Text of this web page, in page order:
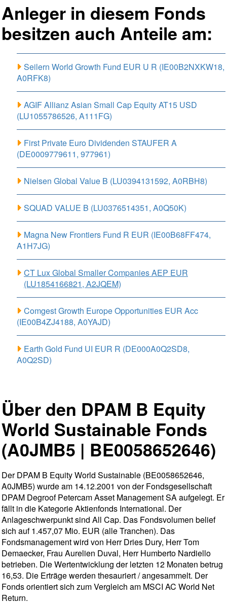
Anleger in diesem Fonds
besitzen auch Anteile am:
Seilern World Growth Fund EUR U R (IE00B2NXKW18,
A0RFK8)
AGIF Allianz Asian Small Cap Equity AT15 USD
(LU1055786526, A111FG)
First Private Euro Dividenden STAUFER A
(DE0009779611, 977961)
Nielsen Global Value B (LU0394131592, A0RBH8)
SQUAD VALUE B (LU0376514351, A0Q50K)
Magna New Frontiers Fund R EUR (IE00B68FF474,
A1H7JG)
CT Lux Global Smaller Companies AEP EUR
(LU1854166821, A2JQEM)
Comgest Growth Europe Opportunities EUR Acc
(IE00B4ZJ4188, A0YAJD)
Earth Gold Fund UI EUR R (DE000A0Q2SD8,
A0Q2SD)
Über den DPAM B Equity
World Sustainable Fonds
(A0JMB5 | BE0058652646)
Der DPAM B Equity World Sustainable (BE0058652646,
A0JMB5) wurde am 14.12.2001 von der Fondsgesellschaft
DPAM Degroof Petercam Asset Management SA aufgelegt. Er
fällt in die Kategorie Aktienfonds International. Der
Anlageschwerpunkt sind All Cap. Das Fondsvolumen belief
sich auf 1.457,07 Mio. EUR (alle Tranchen). Das
Fondsmanagement wird von Herr Dries Dury, Herr Tom
Demaecker, Frau Aurelien Duval, Herr Humberto Nardiello
betrieben. Die Wertentwicklung der letzten 12 Monaten betrug
16,53. Die Erträge werden thesauriert / angesammelt. Der
Fonds orientiert sich zum Vergleich am MSCI AC World Net
Return.